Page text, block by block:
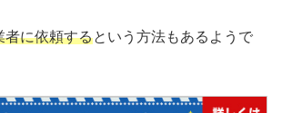
者に依頼するという方法もあるようで